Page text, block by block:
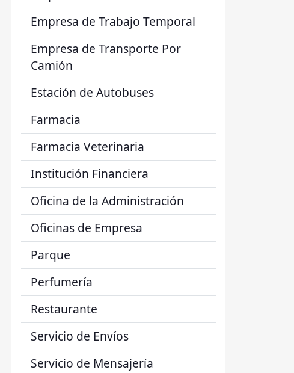
Empresa de Trabajo Temporal
Empresa de Transporte Por
Camión
Estación de Autobuses
Farmacia
Farmacia Veterinaria
Institución Financiera
Oficina de la Administración
Oficinas de Empresa
Parque
Perfumería
Restaurante
Servicio de Envíos
Servicio de Mensajería